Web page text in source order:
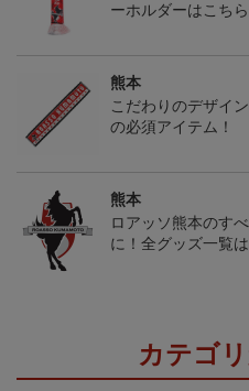
ーホルダーはこち
熊本
こだわりのデザイ
の必須アイテム！
熊本
ロアッソ熊本のす
に！全グッズ一覧は
カテゴ